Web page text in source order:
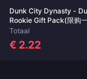
Dunk City Dynasty -
Rookie Gift Pack(限购
Totaal
€ 2.22